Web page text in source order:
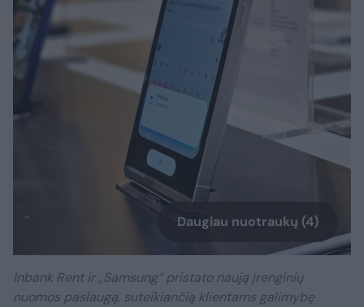
Daugiau nuotraukų (4)
Inbank Rent ir „Samsung“ pristato naują įrenginių
nuomos paslaugą, suteikiančią klientams galimybę